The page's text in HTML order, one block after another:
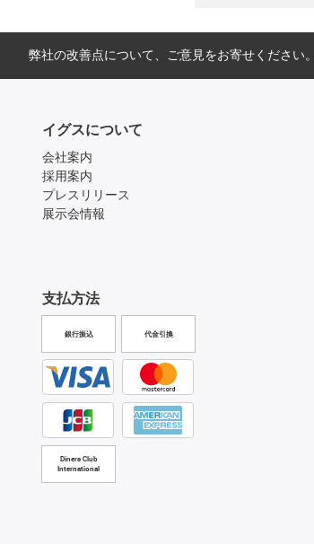
弊社の改善点について、ご意見をお寄せください。
イグスについて
会社案内
採用案内
プレスリリース
展示会情報
支払方法
銀行振込 代金引換
Diners Club
International